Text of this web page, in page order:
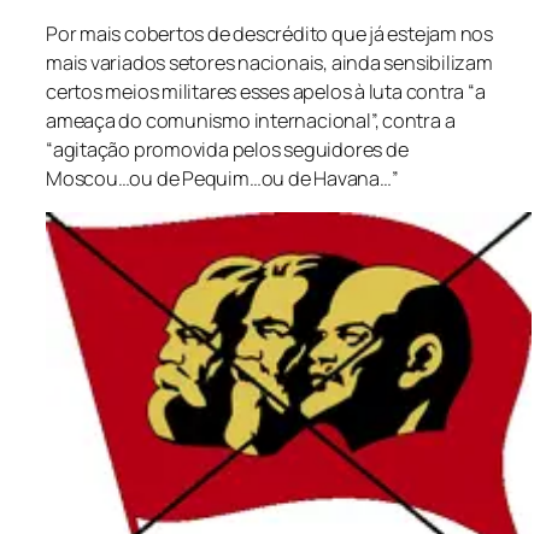
Por mais cobertos de descrédito que já estejam nos
mais variados setores nacionais, ainda sensibilizam
certos meios militares esses apelos à luta contra “a
ameaça do comunismo internacional”, contra a
“agitação promovida pelos seguidores de
Moscou…ou de Pequim…ou de Havana…”